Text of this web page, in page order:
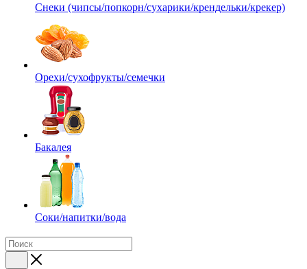
Снеки (чипсы/попкорн/сухарики/крендельки/крекер)
Орехи/сухофрукты/семечки
Бакалея
Соки/напитки/вода